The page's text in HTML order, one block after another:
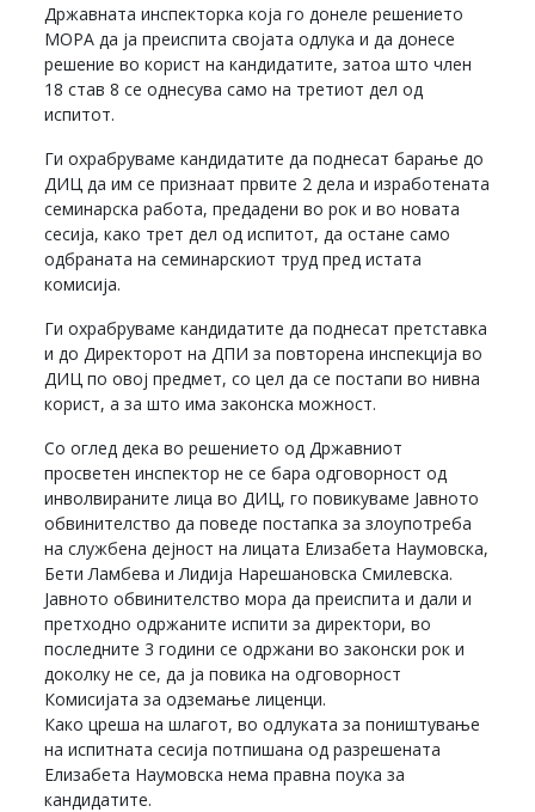
Државната инспекторка која го донеле решението
МОРА да ја преиспита својата одлука и да донесе
решение во корист на кандидатите, затоа што член
18 став 8 се однесува само на третиот дел од
испитот.
Ги охрабруваме кандидатите да поднесат барање до
ДИЦ да им се признаат првите 2 дела и изработената
семинарска работа, предадени во рок и во новата
сесија, како трет дел од испитот, да остане само
одбраната на семинарскиот труд пред истата
комисија.
Ги охрабруваме кандидатите да поднесат претставка
и до Директорот на ДПИ за повторена инспекција во
ДИЦ по овој предмет, со цел да се постапи во нивна
корист, а за што има законска можност.
Со оглед дека во решението од Државниот
просветен инспектор не се бара одговорност од
инволвираните лица во ДИЦ, го повикуваме Јавното
обвинителство да поведе постапка за злоупотреба
на службена дејност на лицата Елизабета Наумовска,
Бети Ламбева и Лидија Нарешановска Смилевска.
Јавното обвинителство мора да преиспита и дали и
претходно одржаните испити за директори, во
последните 3 години се одржани во законски рок и
доколку не се, да ја повика на одговорност
Комисијата за одземање лиценци.
Како цреша на шлагот, во одлуката за поништување
на испитната сесија потпишана од разрешената
Елизабета Наумовска нема правна поука за
кандидатите.